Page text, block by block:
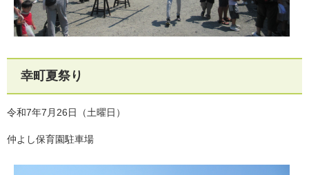
幸町夏祭り
令和7年7月26日（土曜日）
仲よし保育園駐車場